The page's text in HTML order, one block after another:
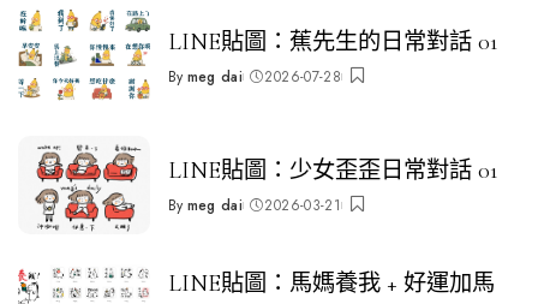
LINE貼圖：蕉先生的日常對話 01
Posted
By meg dai 2026-07-28
LINE貼圖：少女歪歪日常對話 01
Posted
By meg dai 2026-03-21
LINE貼圖：馬媽養我 + 好運加馬